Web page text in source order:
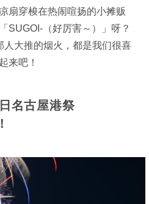
扇穿梭在热闹喧扬的小摊贩
SUGOI-（好厉害～）」呀？
大推的烟火，都是我们很喜
来吧！
名古屋港祭